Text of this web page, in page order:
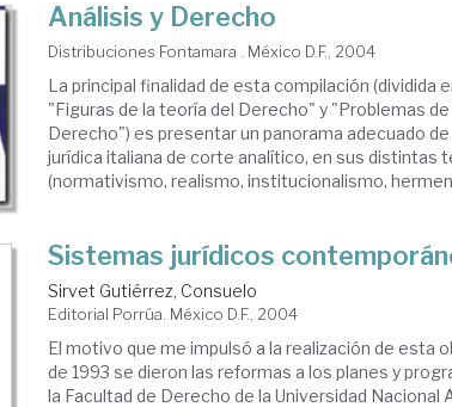
Análisis y Derecho
Distribuciones Fontamara . México D.F., 2004
La principal finalidad de esta compilación (dividida
"Figuras de la teoría del Derecho" y "Problemas de
Derecho") es presentar un panorama adecuado
jurídica italiana de corte analítico, en sus distintas
(normativismo, realismo, institucionalismo,
Sistemas jurídicos
Sirvet Gutiérrez, Consuelo
Editorial Porrúa. México D.F., 2004
El motivo que me impulsó a la realización de esta
de 1993 se dieron las reformas a los planes y
la Facultad de Derecho de la Universidad Nacional